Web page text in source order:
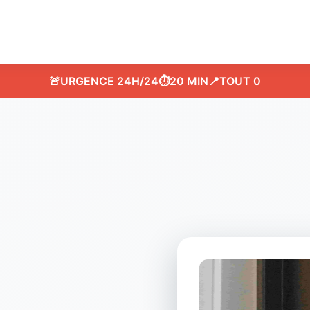
🚨URGENCE 24H/24⏱️20 MIN 📍TOUT 0